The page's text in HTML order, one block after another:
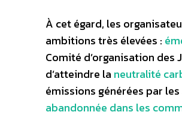
À cet égard, les
ambitions très élevées :
Comité d’organisation des
d’atteindre la neutralité
émissions générées par
abandonnée dans les